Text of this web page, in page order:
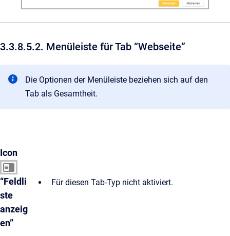
3.3.8.5.2. Menüleiste für Tab “Webseite”
Die Optionen der Menüleiste beziehen sich auf den
Tab als Gesamtheit.
Icon
“Feldli
ste
anzeig
en”
Für diesen Tab-Typ nicht aktiviert.